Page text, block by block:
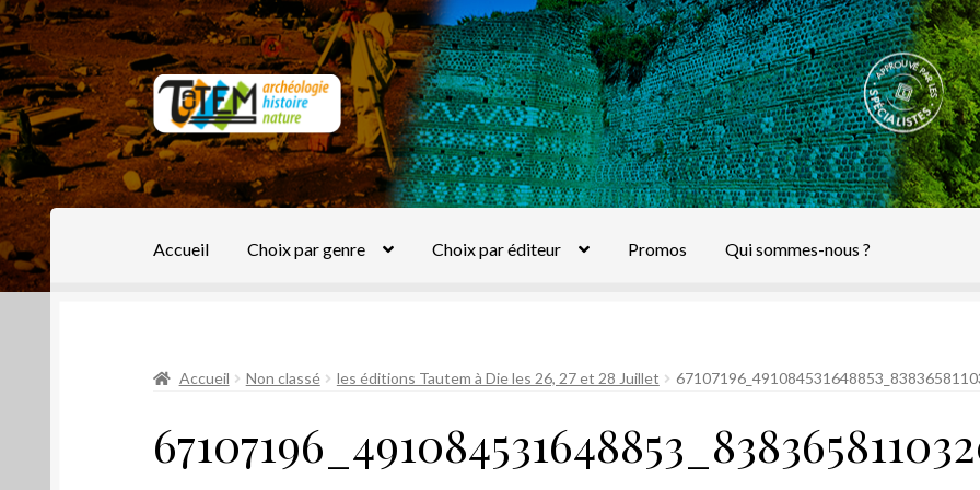
Aller
à
la
navigation
Aller
au
contenu
Accueil Choix par genre Choix par éditeur Promos Qui sommes-nous ?
Accueil Non classé les éditions Tautem à Die les 26, 27 et 28 Juillet